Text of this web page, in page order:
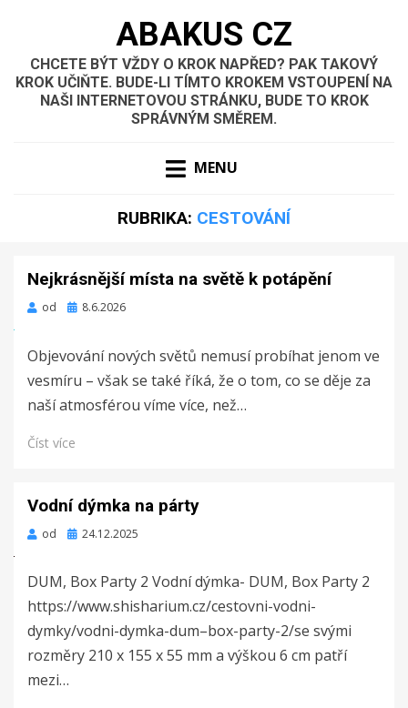
ABAKUS CZ
CHCETE BÝT VŽDY O KROK NAPŘED? PAK TAKOVÝ
KROK UČIŇTE. BUDE-LI TÍMTO KROKEM VSTOUPENÍ NA
NAŠI INTERNETOVOU STRÁNKU, BUDE TO KROK
SPRÁVNÝM SMĚREM.
MENU
RUBRIKA: CESTOVÁNÍ
Nejkrásnější místa na světě k potápění
od
Zveřejněno
8.6.2026
Objevování nových světů nemusí probíhat jenom ve
vesmíru – však se také říká, že o tom, co se děje za
naší atmosférou víme více, než…
Číst více
Vodní dýmka na párty
od
Zveřejněno
24.12.2025
DUM, Box Party 2 Vodní dýmka- DUM, Box Party 2
https://www.shisharium.cz/cestovni-vodni-
dymky/vodni-dymka-dum–box-party-2/se svými
rozměry 210 x 155 x 55 mm a výškou 6 cm patří
mezi…